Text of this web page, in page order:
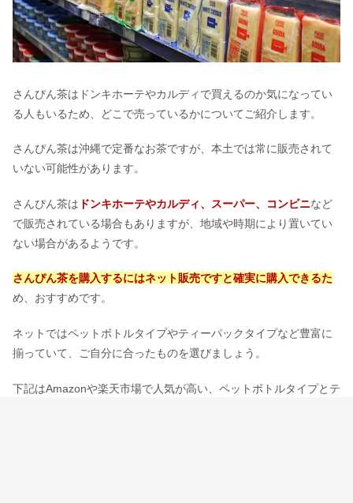
さんぴん茶はドンキホーテやカルディで買えるのか気になってい
る人もいるため、どこで売っているかについてご紹介します。
さんぴん茶は沖縄で定番なお茶ですが、本土では常に販売されて
いない可能性があります。
さんぴん茶は ドンキホーテやカルディ、スーパー、コンビニなど
で販売されている場合もありますが、地域や時期により置いてい
ない場合があるようです。
さんぴん茶を購入するにはネット販売ですと確実に購入できるた
め、おすすめです。
ネットではペットボトルタイプやティーパックタイプなど豊富に
揃っていて、ご自分に合ったものを選びましょう。
下記はAmazonや楽天市場で人気が高い、ペットボトルタイプとテ